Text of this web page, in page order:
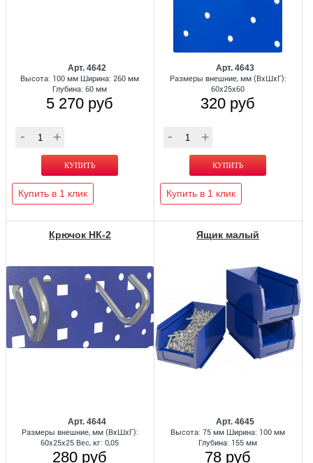
Арт. 4642
Высота: 100 мм Ширина: 260 мм
Глубина: 60 мм
5 270 руб
Купить в 1 клик
Арт. 4643
Размеры внешние, мм (ВхШхГ):
60x25x60
320 руб
Купить в 1 клик
Крючок НК-2
Арт. 4644
Размеры внешние, мм (ВхШхГ):
60x25x25 Вес, кг: 0,05
280 руб
Ящик малый
Арт. 4645
Высота: 75 мм Ширина: 100 мм
Глубина: 155 мм
78 руб